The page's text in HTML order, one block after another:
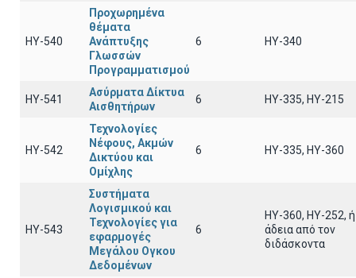
HY-540
Προχωρημένα
θέματα
Ανάπτυξης
Γλωσσών
Προγραμματισμού
6 ΗΥ-340
ΗΥ-541
Ασύρματα Δίκτυα
Αισθητήρων
6 ΗΥ-335, HY-215
ΗΥ-542
Τεχνολογίες
Νέφους, Ακμών
Δικτύου και
Ομίχλης
6 ΗΥ-335, ΗΥ-360
ΗΥ-543
Συστήματα
Λογισμικού και
Τεχνολογίες για
εφαρμογές
Μεγάλου Ογκου
Δεδομένων
6
ΗΥ-360, ΗΥ-252, ή
άδεια από τον
διδάσκοντα